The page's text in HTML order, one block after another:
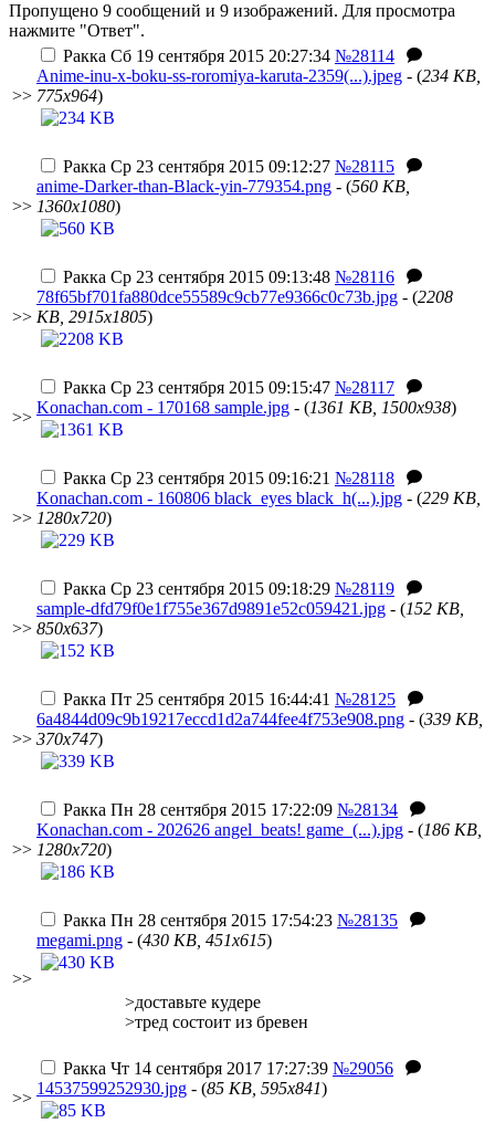
Пропущено 9 сообщений и 9 изображений. Для просмотра
нажмите "Ответ".
>>
Ракка Сб 19 сентября 2015 20:27:34 №28114
Anime-inu-x-boku-ss-roromiya-karuta-2359(...).jpeg - (234 KB,
775x964)
>>
Ракка Ср 23 сентября 2015 09:12:27 №28115
anime-Darker-than-Black-yin-779354.png - (560 KB,
1360x1080)
>>
Ракка Ср 23 сентября 2015 09:13:48 №28116
78f65bf701fa880dce55589c9cb77e9366c0c73b.jpg - (2208
KB, 2915x1805)
>>
Ракка Ср 23 сентября 2015 09:15:47 №28117
Konachan.com - 170168 sample.jpg - (1361 KB, 1500x938)
>>
Ракка Ср 23 сентября 2015 09:16:21 №28118
Konachan.com - 160806 black_eyes black_h(...).jpg - (229 KB,
1280x720)
>>
Ракка Ср 23 сентября 2015 09:18:29 №28119
sample-dfd79f0e1f755e367d9891e52c059421.jpg - (152 KB,
850x637)
>>
Ракка Пт 25 сентября 2015 16:44:41 №28125
6a4844d09c9b19217eccd1d2a744fee4f753e908.png - (339 KB,
370x747)
>>
Ракка Пн 28 сентября 2015 17:22:09 №28134
Konachan.com - 202626 angel_beats! game_(...).jpg - (186 KB,
1280x720)
>>
Ракка Пн 28 сентября 2015 17:54:23 №28135
megami.png - (430 KB, 451x615)
>доставьте кудере
>тред состоит из бревен
>>
Ракка Чт 14 сентября 2017 17:27:39 №29056
14537599252930.jpg - (85 KB, 595x841)